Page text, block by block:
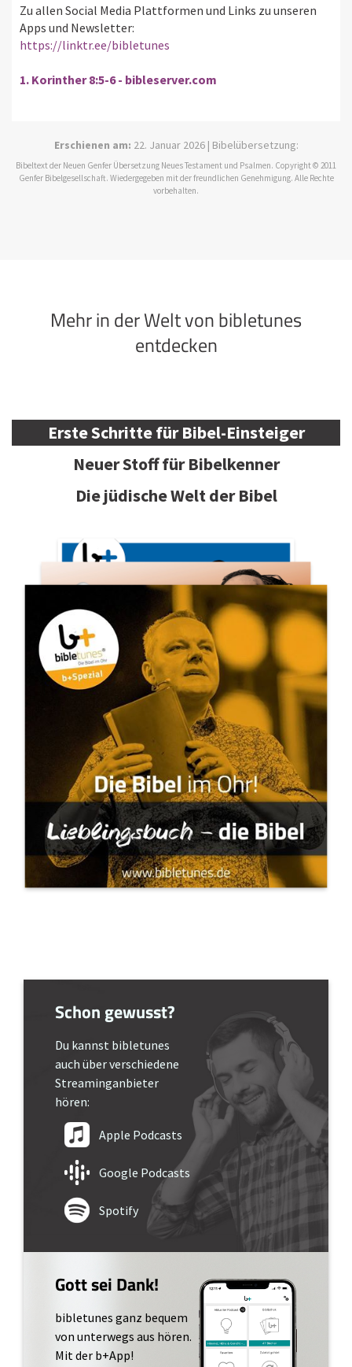
Zu allen Social Media Plattformen und Links zu unseren
Apps und Newsletter:
https://linktr.ee/bibletunes
1. Korinther 8:5-6 - bibleserver.com
Erschienen am: 22. Januar 2026 | Bibelübersetzung:
Bibeltext der Neuen Genfer Übersetzung Neues Testament und Psalmen. Copyright © 2011
Genfer Bibelgesellschaft. Wiedergegeben mit der freundlichen Genehmigung. Alle Rechte
vorbehalten.
Mehr in der Welt von bibletunes
entdecken
Erste Schritte für Bibel-Einsteiger
Neuer Stoff für Bibelkenner
Die jüdische Welt der Bibel
Schon gewusst?
Du kannst bibletunes
auch über verschiedene
Streaminganbieter
hören:
Apple Podcasts
Google Podcasts
Spotify
Gott sei Dank!
bibletunes ganz bequem
von unterwegs aus hören.
Mit der b+App!